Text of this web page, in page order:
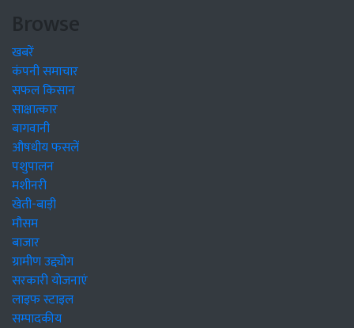
Browse
खबरें
कंपनी समाचार
सफल किसान
साक्षात्कार
बागवानी
औषधीय फसलें
पशुपालन
मशीनरी
खेती-बाड़ी
मौसम
बाजार
ग्रामीण उद्द्योग
सरकारी योजनाएं
लाइफ स्टाइल
सम्पादकीय